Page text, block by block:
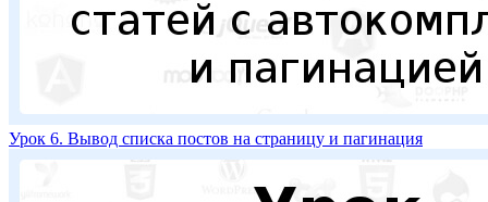
Урок 6. Вывод списка постов на страницу и пагинация